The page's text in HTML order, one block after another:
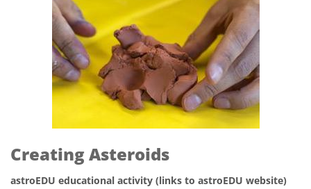
Creating Asteroids
astroEDU educational activity (links to astroEDU website)